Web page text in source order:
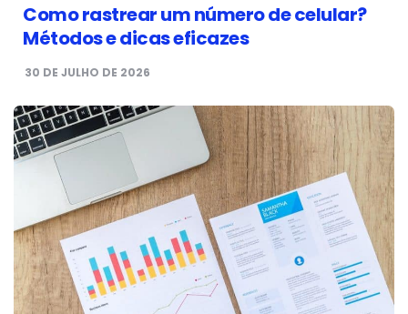
Como rastrear um número de celular?
Métodos e dicas eficazes
30 DE JULHO DE 2026